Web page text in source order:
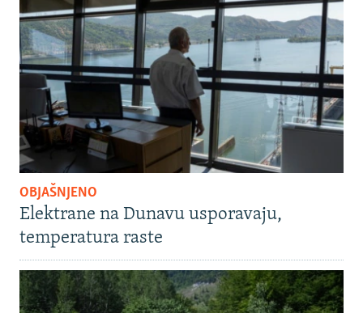
OBJAŠNJENO
Elektrane na Dunavu usporavaju,
temperatura raste